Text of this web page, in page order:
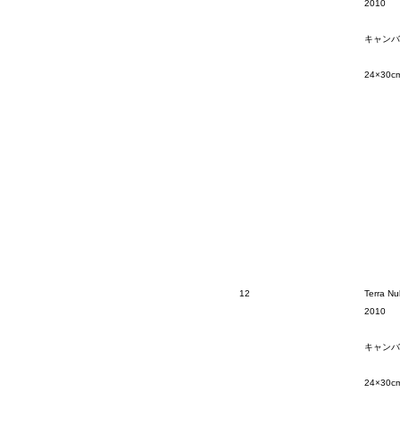
2010
キャン
12
Terra
2010
キャン